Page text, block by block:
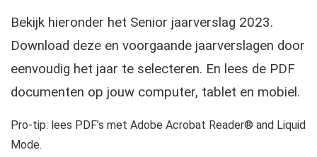
Bekijk hieronder het Senior jaarverslag 2023.
Download deze en voorgaande jaarverslagen door
eenvoudig het jaar te selecteren. En lees de PDF
documenten op jouw computer, tablet en mobiel.
Pro-tip: lees PDF’s met Adobe Acrobat Reader® and Liquid
Mode.